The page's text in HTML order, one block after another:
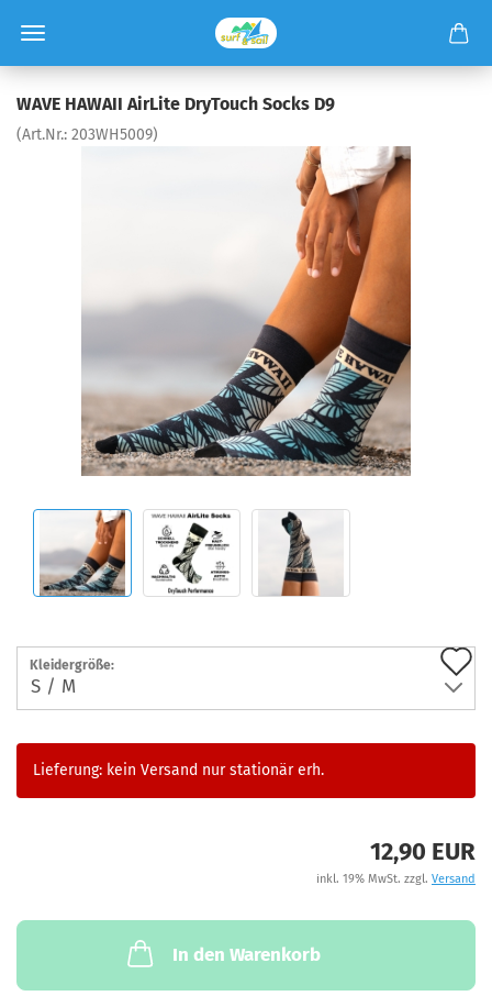
WAVE HAWAII AirLite DryTouch Socks D9
(Art.Nr.: 203WH5009)
Kleidergröße:
Lieferung: kein Versand nur stationär erh.
12,90 EUR
inkl. 19% MwSt. zzgl. Versand
In den Warenkorb